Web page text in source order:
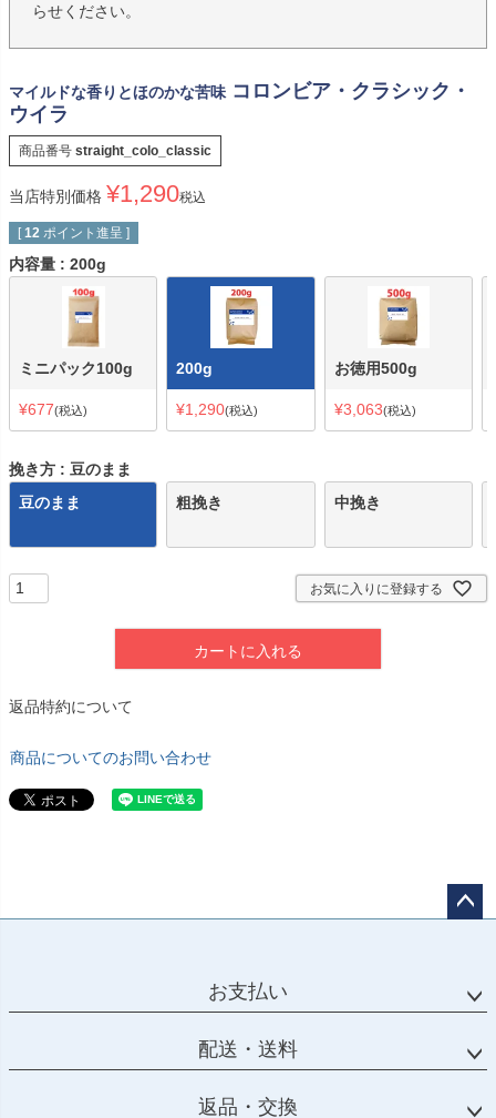
らせください。
マイルドな香りとほのかな苦味 コロンビア・クラシック・
ウイラ
商品番号 straight_colo_classic
当店特別価格 ¥1,290税込
[ 12 ポイント進呈 ]
内容量 200g
ミニパック100g
¥677 税込
200g
¥1,290 税込
お徳用500g
¥3,063 税込
挽き方
豆のまま
豆のまま
粗挽き 中挽き
お気に入りに登録する
カートに入れる
返品特約について
商品についてのお問い合わせ
お支払い
配送・送料
返品・交換